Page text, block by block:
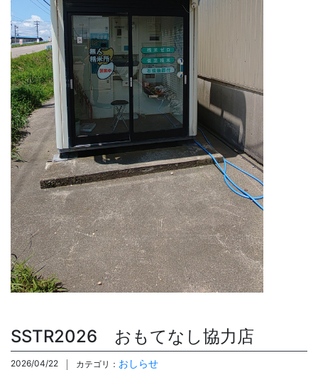
SSTR2026 おもてなし協力店
2026/04/22 カテゴリ： おしらせ